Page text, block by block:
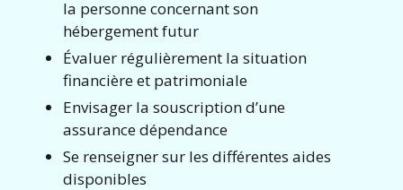
la personne concernant son
hébergement futur
Évaluer régulièrement la situation
financière et patrimoniale
Envisager la souscription d’une
assurance dépendance
Se renseigner sur les différentes aides
disponibles